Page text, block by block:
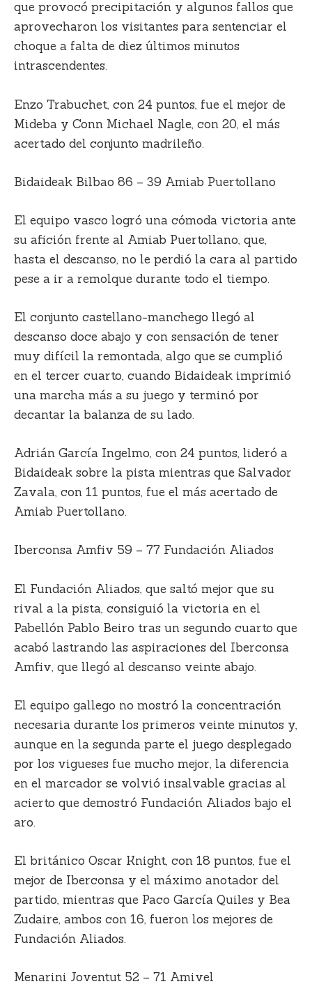
que provocó precipitación y algunos fallos que
aprovecharon los visitantes para sentenciar el
choque a falta de diez últimos minutos
intrascendentes.
Enzo Trabuchet, con 24 puntos, fue el mejor de
Mideba y Conn Michael Nagle, con 20, el más
acertado del conjunto madrileño.
Bidaideak Bilbao 86 – 39 Amiab Puertollano
El equipo vasco logró una cómoda victoria ante
su afición frente al Amiab Puertollano, que,
hasta el descanso, no le perdió la cara al partido
pese a ir a remolque durante todo el tiempo.
El conjunto castellano-manchego llegó al
descanso doce abajo y con sensación de tener
muy difícil la remontada, algo que se cumplió
en el tercer cuarto, cuando Bidaideak imprimió
una marcha más a su juego y terminó por
decantar la balanza de su lado.
Adrián García Ingelmo, con 24 puntos, lideró a
Bidaideak sobre la pista mientras que Salvador
Zavala, con 11 puntos, fue el más acertado de
Amiab Puertollano.
Iberconsa Amfiv 59 – 77 Fundación Aliados
El Fundación Aliados, que saltó mejor que su
rival a la pista, consiguió la victoria en el
Pabellón Pablo Beiro tras un segundo cuarto que
acabó lastrando las aspiraciones del Iberconsa
Amfiv, que llegó al descanso veinte abajo.
El equipo gallego no mostró la concentración
necesaria durante los primeros veinte minutos y,
aunque en la segunda parte el juego desplegado
por los vigueses fue mucho mejor, la diferencia
en el marcador se volvió insalvable gracias al
acierto que demostró Fundación Aliados bajo el
aro.
El británico Oscar Knight, con 18 puntos, fue el
mejor de Iberconsa y el máximo anotador del
partido, mientras que Paco García Quiles y Bea
Zudaire, ambos con 16, fueron los mejores de
Fundación Aliados.
Menarini Joventut 52 – 71 Amivel